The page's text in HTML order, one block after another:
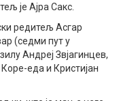
је Ајра Сакс.
редитељ Асгар
(седми пут у
Андреј Звјагинцев,
еда и Кристијан